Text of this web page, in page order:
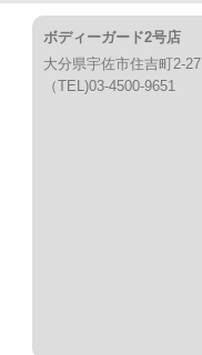
ボディーガード2号店
大分県宇佐市住吉町2-27
（TEL)03-4500-9651